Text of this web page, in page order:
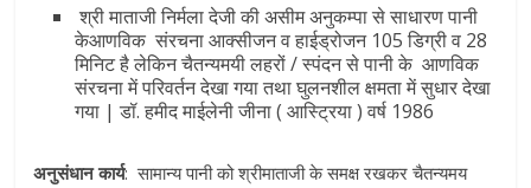
श्री माताजी निर्मला देजी की असीम अनुकम्पा से साधारण पानी
केआणविक संरचना आक्सीजन व हाईड्रोजन 105 डिग्री व 28
मिनिट है लेकिन चैतन्यमयी लहरों / स्पंदन से पानी के आणविक
संरचना में परिवर्तन देखा गया तथा घुलनशील क्षमता में सुधार देखा
गया | डॉ. हमीद माईलेनी जीना ( आस्ट्रिया ) वर्ष 1986
अनुसंधानकार्य: सामान्‍य पानी को श्रीमाताजी के समक्ष रखकर चैतन्यमय